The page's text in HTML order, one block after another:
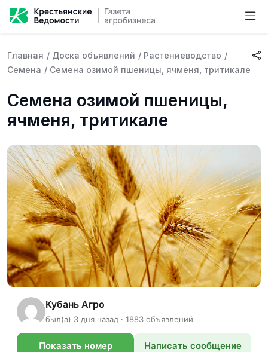
Главная / Доска объявлений / Растениеводство /
Семена / Семена озимой пшеницы, ячменя, тритикале
Семена озимой пшеницы,
ячменя, тритикале
Кубань Агро
был(а) 3 дня назад · 1883 объявлений
Показать номер Написать сообщение